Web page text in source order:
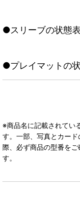
●スリーブの状態
●プレイマットの
※商品名に記載されてい
す。一部、写真とカー
際、必ず商品の型番を
す。